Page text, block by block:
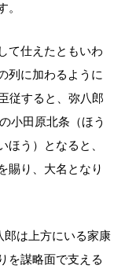
。
て仕えたともいわ
列に加わるように
従すると、弥八郎
小田原北条（ほう
ほう）となると、
賜り、大名となり
郎は上方にいる家康
を謀略面で支える